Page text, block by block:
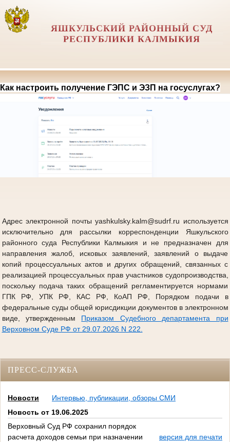
ЯШКУЛЬСКИЙ РАЙОННЫЙ СУД
РЕСПУБЛИКИ КАЛМЫКИЯ
Как настроить получение ГЭПС и ЭЗП на госуслугах?
Адрес электронной почты yashkulsky.kalm@sudrf.ru используется
исключительно для рассылки корреспонденции Яшкульского
районного суда Республики Калмыкия и не предназначен для
направления жалоб, исковых заявлений, заявлений о выдаче
копий процессуальных актов и других обращений, связанных с
реализацией процессуальных прав участников судопроизводства,
поскольку подача таких обращений регламентируется нормами
ГПК РФ, УПК РФ, КАС РФ, КоАП РФ, Порядком подачи в
федеральные суды общей юрисдикции документов в электронном
виде, утвержденным Приказом Судебного департамента при
Верховном Суде РФ от 29.07.2026 N 222.
ПРЕСС-СЛУЖБА
Новости
Интервью, публикации, обзоры СМИ
Новость от 19.06.2025
Верховный Суд РФ сохранил порядок
расчета доходов семьи при назначении
версия для печати